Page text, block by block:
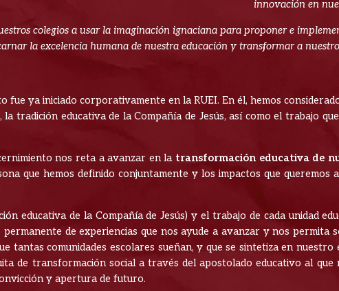
innovación en
colegios a usar la imaginación ignaciana para proponer e
la excelencia humana de nuestra educación y transformar a
fue ya iniciado corporativamente en la RUEI. En él, hemos
la tradición educativa de la Compañía de Jesús, así como el trabajo
nos reta a avanzar en la transformación educativa de
que hemos definido conjuntamente y los impactos que queremos
educativa de la Compañía de Jesús) y el trabajo de cada unidad
de experiencias que nos ayude a avanzar y nos permita
tantas comunidades escolares sueñan, y que se sintetiza en nuestro
de transformación social a través del apostolado educativo al que
y apertura de futuro.